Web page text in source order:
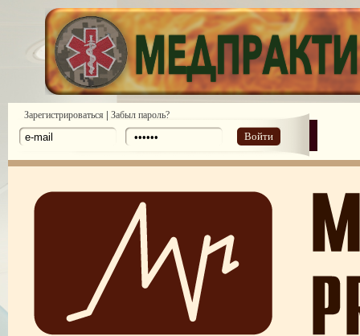
Зарегистрироваться | Забыл пароль?
Войти
Законодательство: нормативные акты и проекты №1 2010
Законодательство: нормативные акты и проекты №2 2010